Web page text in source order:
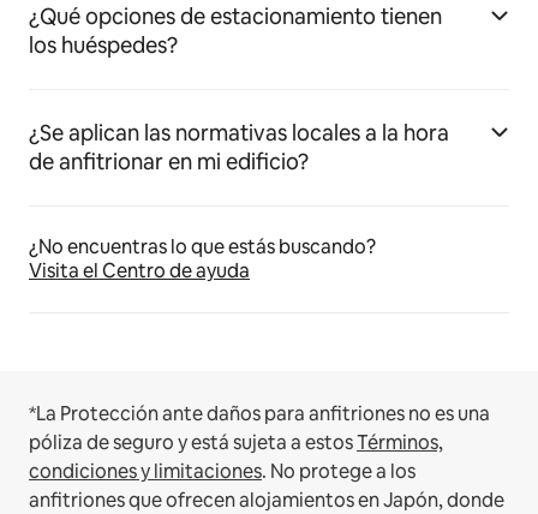
¿Qué opciones de estacionamiento tienen
los huéspedes?
¿Se aplican las normativas locales a la hora
de anfitrionar en mi edificio?
¿No encuentras lo que estás buscando?
Visita el Centro de ayuda
*La Protección ante daños para anfitriones no es una
póliza de seguro y está sujeta a estosTérminos,
condiciones y limitaciones. No protege a los
anfitriones que ofrecen alojamientos en Japón, donde